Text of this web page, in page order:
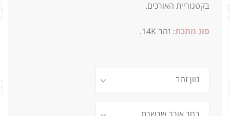
בקטגוריית האורכים.
סוג מתכת: זהב 14K.